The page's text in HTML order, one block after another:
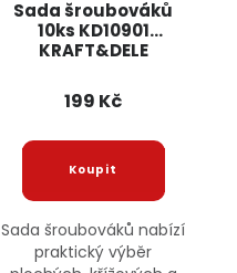
Sada šroubováků
10ks KD10901
KRAFT&DELE
199 Kč
Sada šroubováků nabízí
praktický výběr